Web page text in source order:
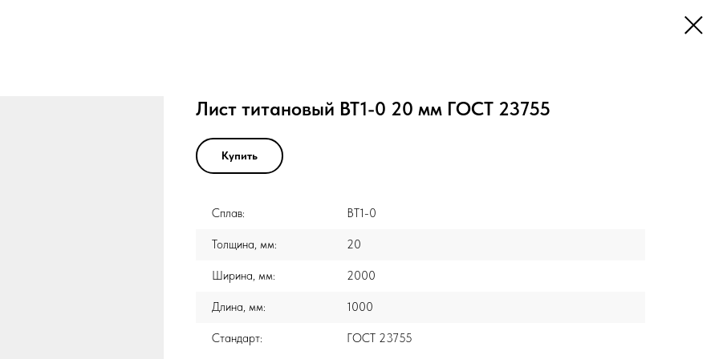
Лист титановый ВТ1-0 20 мм ГОСТ 23755
Купить
Сплав: ВТ1-0
Толщина, мм: 20
Ширина, мм: 2000
Длина, мм: 1000
Стандарт: ГОСТ 23755